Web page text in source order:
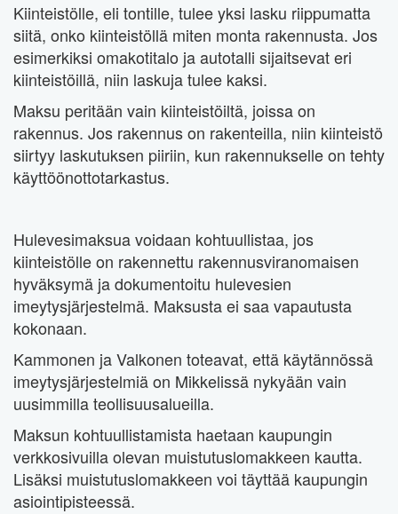
Kiinteistölle, eli tontille, tulee yksi lasku riippumatta
siitä, onko kiinteistöllä miten monta rakennusta. Jos
esimerkiksi omakotitalo ja autotalli sijaitsevat eri
kiinteistöillä, niin laskuja tulee kaksi.
Maksu peritään vain kiinteistöiltä, joissa on
rakennus. Jos rakennus on rakenteilla, niin kiinteistö
siirtyy laskutuksen piiriin, kun rakennukselle on tehty
käyttöönottotarkastus.
Hulevesimaksua voidaan kohtuullistaa, jos
kiinteistölle on rakennettu rakennusviranomaisen
hyväksymä ja dokumentoitu hulevesien
imeytysjärjestelmä. Maksusta ei saa vapautusta
kokonaan.
Kammonen ja Valkonen toteavat, että käytännössä
imeytysjärjestelmiä on Mikkelissä nykyään vain
uusimmilla teollisuusalueilla.
Maksun kohtuullistamista haetaan kaupungin
verkkosivuilla olevan muistutuslomakkeen kautta.
Lisäksi muistutuslomakkeen voi täyttää kaupungin
asiointipisteessä.